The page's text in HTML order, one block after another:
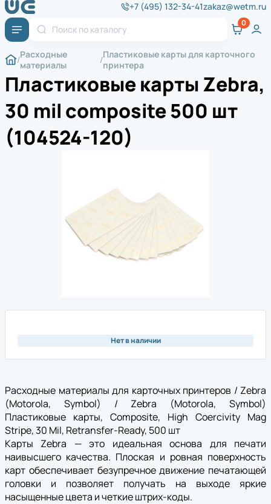
+7 (495) 132-34-41zakaz@wetm.ru
Расходные
материалы
Пластиковые карты для карточного
принтера
Пластиковые карты Zebra,
30 mil composite 500 шт
(104524-120)
Нет в наличии
Расходные материалы для карточных принтеров / Zebra
(Motorola, Symbol) / Zebra (Motorola, Symbol)
Пластиковые карты, Composite, High Coercivity Mag
Stripe, 30 Mil, Retransfer-Ready, 500 шт
Карты Zebra — это идеальная основа для печати
наивысшего качества. Плоская и ровная поверхность
карт обеспечивает безупречное движение печатающей
головки и позволяет получать на выходе яркие
насыщенные цвета и четкие штрих-коды.